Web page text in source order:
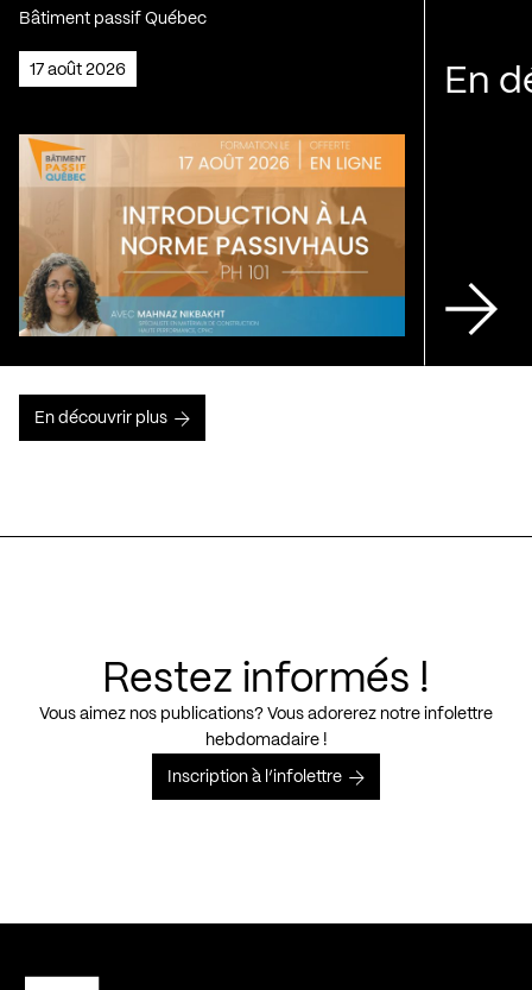
Bâtiment passif Québec
17 août 2026 En
En découvrir plus
Restez informés !
Vous aimez nos publications? Vous adorerez notre infolettre
hebdomadaire !
Inscription à l’infolettre